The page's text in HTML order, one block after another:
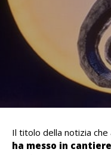
Il titolo della notizia
ha messo in cantiere